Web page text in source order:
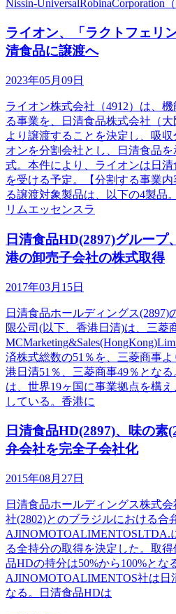
Nissin-
ライオン、「ラクトフェリ
清食品に譲渡へ
2023年05月09日
ライオン株式会社（4912）は、
る事業を、日清食品株式会社（
より譲渡することを決定し、吸
オンを分割会社とし、日清食品
式。本件により、ライオンは日
を受ける予定。【分割する事業
る譲渡対象製品は、以下の4製品
リムエッセンスラ
日清食品HD(2897)グループ
港の卸売子会社の株式取得
2017年03月15日
日清食品ホールディングス
限公司(以下、香港日清)は、三菱
済株式総数の51％を、三菱商事
港日清51％、三菱商事49％とな
は、世界19ヶ国に事業拠点を構
している。香港に
日清食品HD(2897)、味の素
弁会社を完全子会社化
2015年08月27日
日清食品ホールディングス株式
社(2802)とのブラジルにおける合
AJINOMOTOALIMENTOSLTDA.
る全持分の取得を決定した。取
品HDの持分は50%から100%とな
AJINOMOTOALIMENTOS社は日
なる。日清食品HDは